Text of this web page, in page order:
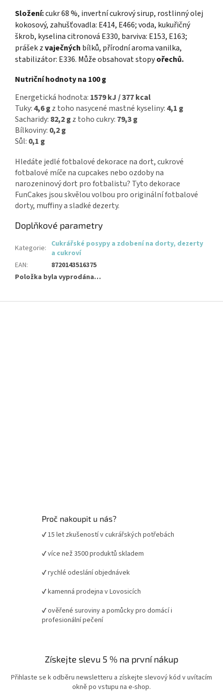
Složení:cukr 68 %, invertní cukrový sirup, rostlinný olej
kokosový, zahušťovadla: E414, E466; voda, kukuřičný
škrob, kyselina citronová E330, barviva: E153, E163;
prášek zvaječných bílků, přírodní aroma vanilka,
stabilizátor: E336. Může obsahovat stopyořechů.
Nutriční hodnoty na 100 g
Energetická hodnota: 1579 kJ / 377 kcal
Tuky:4,6 gz toho nasycené mastné kyseliny:4,1 g
Sacharidy: 82,2 gz toho cukry: 79,3 g
Bílkoviny: 0,2 g
Sůl: 0,1 g
Hledáte jedlé fotbalové dekorace na dort, cukrové
fotbalové míče na cupcakes nebo ozdoby na
narozeninový dort pro fotbalistu? Tyto dekorace
FunCakes jsou skvělou volbou pro originální fotbalové
dorty, muffiny a sladké dezerty.
Doplňkové parametry
Kategorie: Cukrářské posypy a zdobení na dorty, dezerty
a cukroví
EAN:
8720143516375
Položka byla vyprodána…
Proč nakoupit u nás?
✔ 15 let zkušeností v cukrářských potřebách
✔ více než 3500 produktů skladem
✔ rychlé odeslání objednávek
✔ kamenná prodejna v Lovosicích
✔ ověřené suroviny a pomůcky pro domácí i
profesionální pečení
Získejte slevu 5 % na první nákup
Přihlaste se k odběru newsletteru a získejte slevový kód v uvítacím
okně po vstupu na e-shop.